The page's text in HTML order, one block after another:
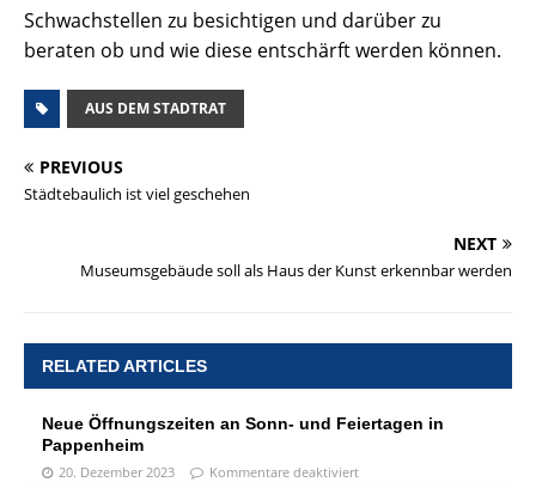
Schwachstellen zu besichtigen und darüber zu
beraten ob und wie diese entschärft werden können.
AUS DEM STADTRAT
PREVIOUS
Städtebaulich ist viel geschehen
NEXT
Museumsgebäude soll als Haus der Kunst erkennbar werden
RELATED ARTICLES
Neue Öffnungszeiten an Sonn- und Feiertagen in
Pappenheim
20. Dezember 2023 Kommentare deaktiviert